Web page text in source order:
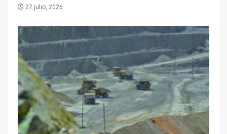
27 julio, 2026